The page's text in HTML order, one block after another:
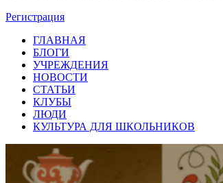
Регистрация
ГЛАВНАЯ
БЛОГИ
УЧРЕЖДЕНИЯ
НОВОСТИ
СТАТЬИ
КЛУБЫ
ЛЮДИ
КУЛЬТУРА ДЛЯ ШКОЛЬНИКОВ